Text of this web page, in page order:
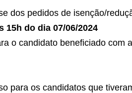
dos pedidos de isenção/
15h do dia 07/06/2024
o candidato beneficiado com
para os candidatos que